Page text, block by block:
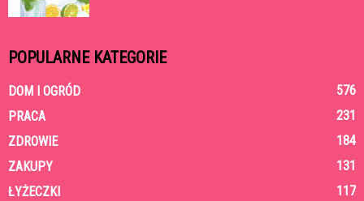
POPULARNE KATEGORIE
DOM I OGRÓD
576
PRACA
231
ZDROWIE
184
ZAKUPY
131
ŁYŻECZKI
117